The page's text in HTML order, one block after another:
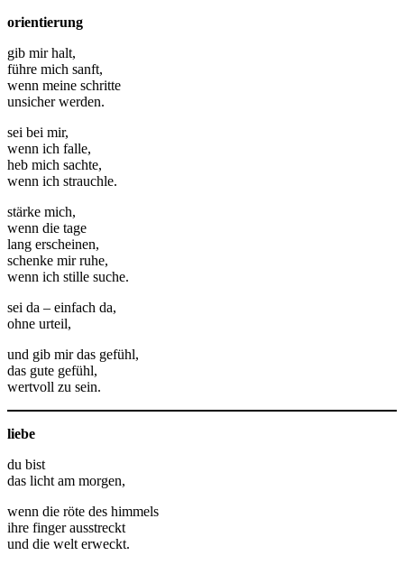
orientierung
gib mir halt,
führe mich sanft,
wenn meine schritte
unsicher werden.
sei bei mir,
wenn ich falle,
heb mich sachte,
wenn ich strauchle.
stärke mich,
wenn die tage
lang erscheinen,
schenke mir ruhe,
wenn ich stille suche.
sei da – einfach da,
ohne urteil,
und gib mir das gefühl,
das gute gefühl,
wertvoll zu sein.
liebe
du bist
das licht am morgen,
wenn die röte des himmels
ihre finger ausstreckt
und die welt erweckt.